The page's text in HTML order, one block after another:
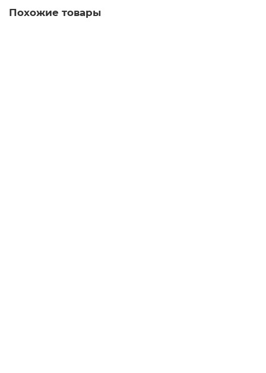
Возможность управления моментом
Похожие товары